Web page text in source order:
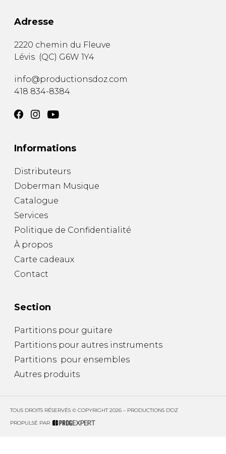
Adresse
2220 chemin du Fleuve
Lévis (QC) G6W 1Y4
info@productionsdoz.com
418 834-8384
Informations
Distributeurs
Doberman Musique
Catalogue
Services
Politique de Confidentialité
À propos
Carte cadeaux
Contact
Section
Partitions pour guitare
Partitions pour autres instruments
Partitions pour ensembles
Autres produits
TOUS DROITS RÉSERVÉS © COPYRIGHT 2026 – PRODUCTIONS D'OZ
PROPULSÉ PAR